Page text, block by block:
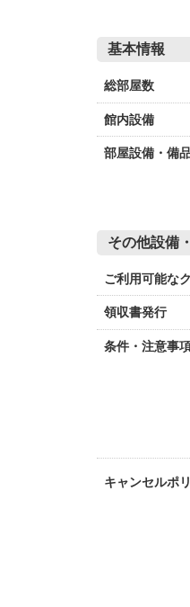
基本情報
総部屋数
館内設備
部屋設備・備
その他設備
ご利用可能な
領収書発行
条件・注意事
キャンセルポ